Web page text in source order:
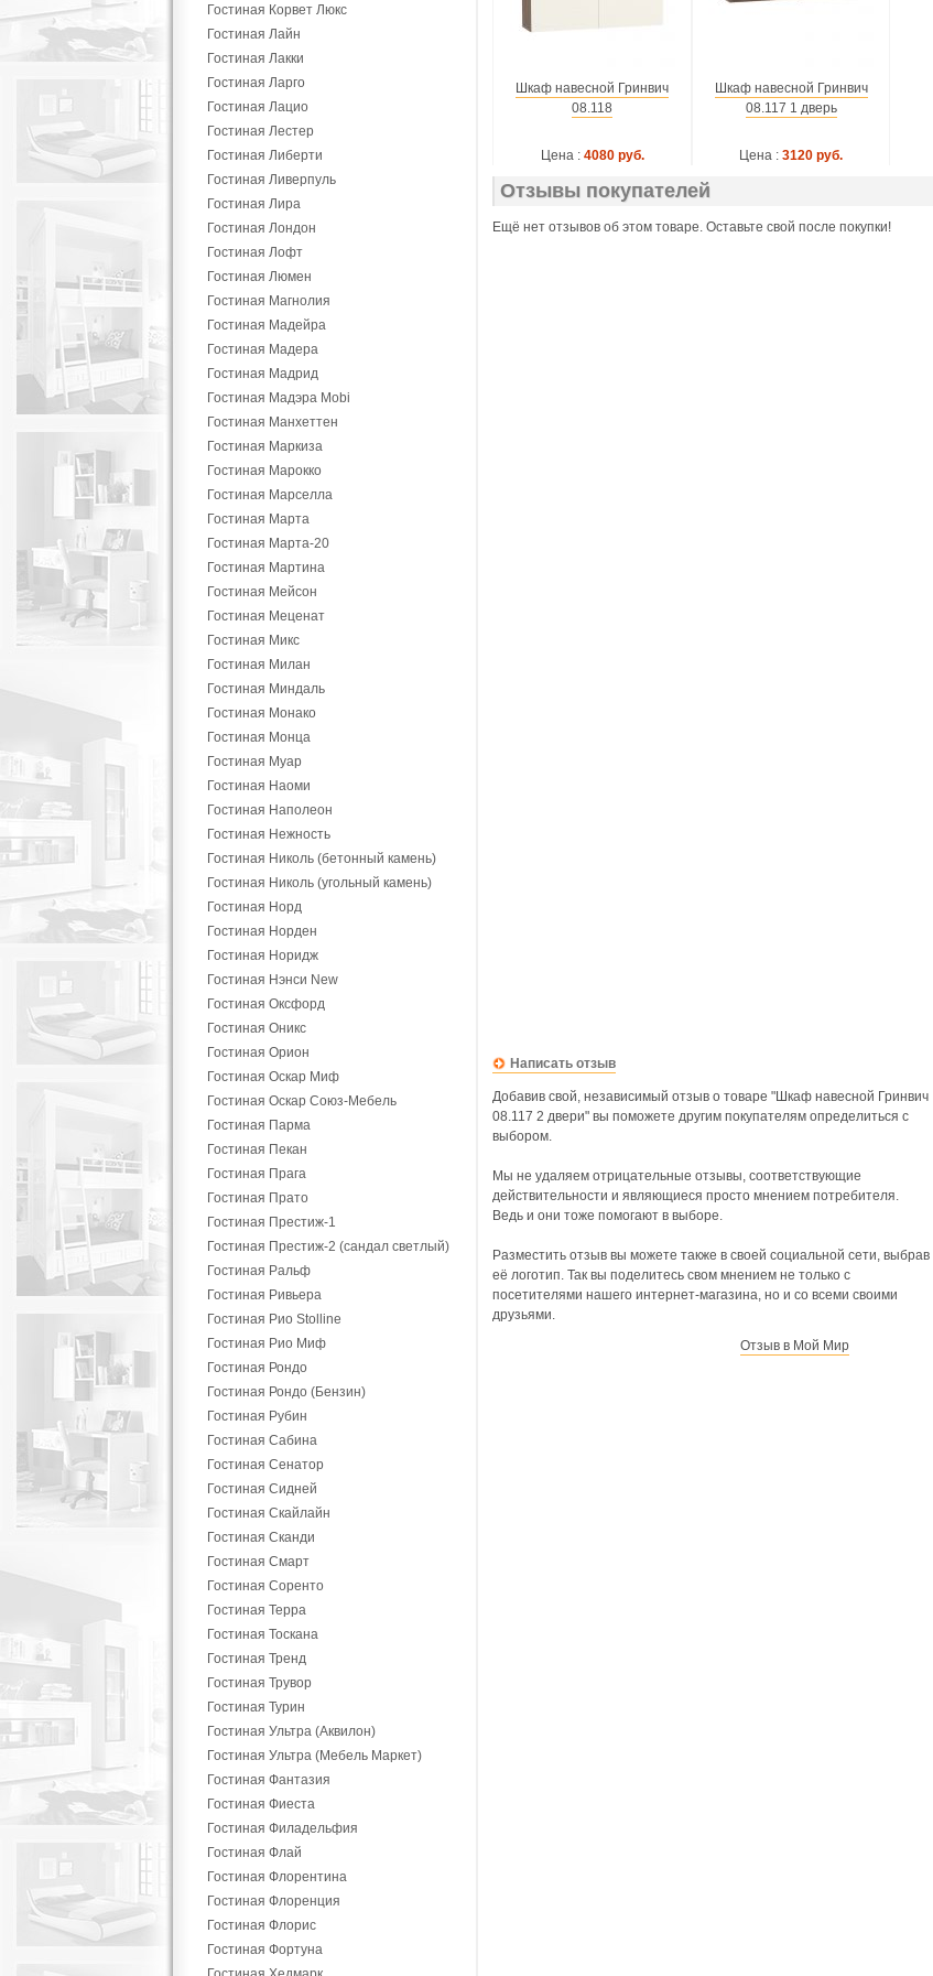
Гостиная Корвет Люкс
Гостиная Лайн
Гостиная Лакки
Гостиная Ларго
Гостиная Лацио
Гостиная Лестер
Гостиная Либерти
Гостиная Ливерпуль
Гостиная Лира
Гостиная Лондон
Гостиная Лофт
Гостиная Люмен
Гостиная Магнолия
Гостиная Мадейра
Гостиная Мадера
Гостиная Мадрид
Гостиная Мадэра Mobi
Гостиная Манхеттен
Гостиная Маркиза
Гостиная Марокко
Гостиная Марселла
Гостиная Марта
Гостиная Марта-20
Гостиная Мартина
Гостиная Мейсон
Гостиная Меценат
Гостиная Микс
Гостиная Милан
Гостиная Миндаль
Гостиная Монако
Гостиная Монца
Гостиная Муар
Гостиная Наоми
Гостиная Наполеон
Гостиная Нежность
Гостиная Николь (бетонный камень)
Гостиная Николь (угольный камень)
Гостиная Норд
Гостиная Норден
Гостиная Норидж
Гостиная Нэнси New
Гостиная Оксфорд
Гостиная Оникс
Гостиная Орион
Гостиная Оскар Миф
Гостиная Оскар Союз-Мебель
Гостиная Парма
Гостиная Пекан
Гостиная Прага
Гостиная Прато
Гостиная Престиж-1
Гостиная Престиж-2 (сандал светлый)
Гостиная Ральф
Гостиная Ривьера
Гостиная Рио Stolline
Гостиная Рио Миф
Гостиная Рондо
Гостиная Рондо (Бензин)
Гостиная Рубин
Гостиная Сабина
Гостиная Сенатор
Гостиная Сидней
Гостиная Скайлайн
Гостиная Сканди
Гостиная Смарт
Гостиная Соренто
Гостиная Терра
Гостиная Тоскана
Гостиная Тренд
Гостиная Трувор
Гостиная Турин
Гостиная Ультра (Аквилон)
Гостиная Ультра (Мебель Маркет)
Гостиная Фантазия
Гостиная Фиеста
Гостиная Филадельфия
Гостиная Флай
Гостиная Флорентина
Гостиная Флоренция
Гостиная Флорис
Гостиная Фортуна
Шкаф навесной Гринвич
08.118
Цена : 4080 руб.
Шкаф навесной Гринвич
08.117 1 дверь
Цена : 3120 руб.
Отзывы покупателей
Ещё нет отзывов об этом товаре. Оставьте свой после покупки!
Написать отзыв
Добавив свой, независимый отзыв о товаре "Шкаф навесной Гринвич
08.117 2 двери" вы поможете другим покупателям определиться с
выбором.
Мы не удаляем отрицательные отзывы, соответствующие
действительности и являющиеся просто мнением потребителя.
Ведь и они тоже помогают в выборе.
Разместить отзыв вы можете также в своей социальной сети, выбрав
её логотип. Так вы поделитесь свом мнением не только с
посетителями нашего интернет-магазина, но и со всеми своими
друзьями.
Отзыв в Мой Мир